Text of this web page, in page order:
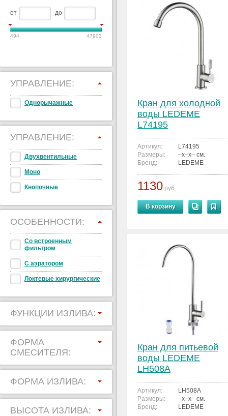
от до
494 47903
УПРАВЛЕНИЕ:
Однорычажные
УПРАВЛЕНИЕ:
Двухвентильные
Моно
Кнопочные
ОСОБЕННОСТИ:
Со встроенным
фильтром
С аэратором
Локтевые хирургические
ФУНКЦИИ ИЗЛИВА:
ФОРМА
СМЕСИТЕЛЯ:
ФОРМА ИЗЛИВА:
ВЫСОТА ИЗЛИВА:
Кран для холодной
воды LEDEME
L74195
Артикул:
L74195
Размеры:
–x–x– см.
Бренд:
LEDEME
1130 руб.
В корзину
Кран для питьевой
воды LEDEME
LH508A
Артикул:
LH508A
Размеры:
–x–x– см.
Бренд:
LEDEME